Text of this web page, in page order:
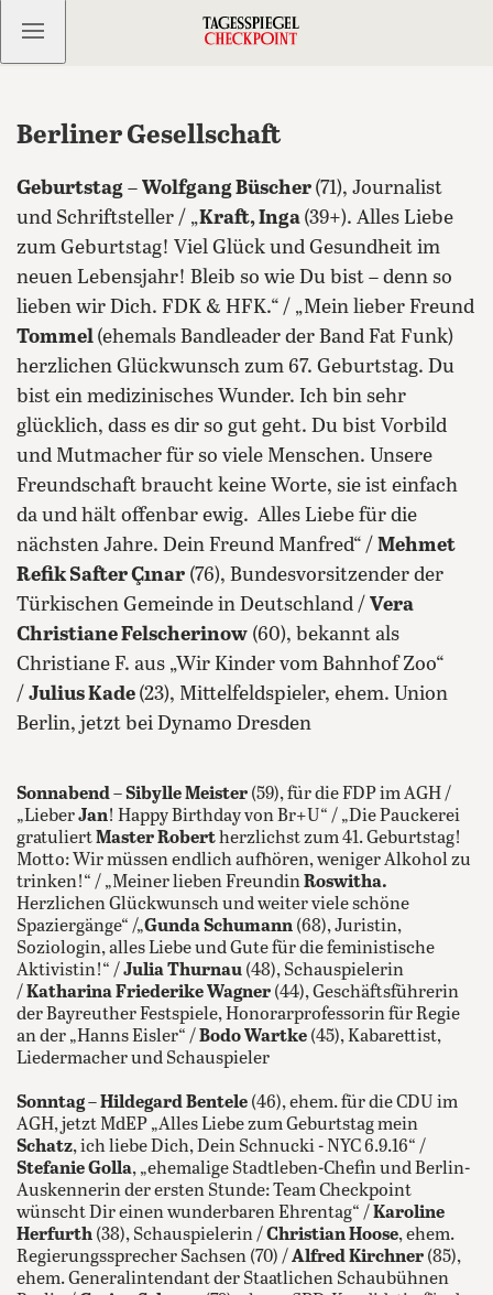
Kostenlos anmelden
Berliner Gesellschaft
Geburtstag – Wolfgang Büscher (71), Journalist
und Schriftsteller / „Kraft, Inga (39+). Alles Liebe
zum Geburtstag! Viel Glück und Gesundheit im
neuen Lebensjahr! Bleib so wie Du bist – denn so
lieben wir Dich. FDK & HFK.“ / „Mein lieber Freund
Tommel (ehemals Bandleader der Band Fat Funk)
herzlichen Glückwunsch zum 67. Geburtstag. Du
bist ein medizinisches Wunder. Ich bin sehr
glücklich, dass es dir so gut geht. Du bist Vorbild
und Mutmacher für so viele Menschen. Unsere
Freundschaft braucht keine Worte, sie ist einfach
da und hält offenbar ewig. Alles Liebe für die
nächsten Jahre. Dein Freund Manfred“ / Mehmet
Refik Safter Çınar (76), Bundesvorsitzender der
Türkischen Gemeinde in Deutschland / Vera
Christiane Felscherinow (60), bekannt als
Christiane F. aus „Wir Kinder vom Bahnhof Zoo“
/ Julius Kade (23), Mittelfeldspieler, ehem. Union
Berlin, jetzt bei Dynamo Dresden
Sonnabend–Sibylle Meister (59), für die FDP im AGH /
„LieberJan! Happy Birthday von Br+U“ / „Die Pauckerei
gratuliertMaster Robertherzlichst zum 41. Geburtstag!
Motto: Wir müssen endlich aufhören, weniger Alkohol zu
trinken!“ / „Meiner lieben FreundinRoswitha.
Herzlichen Glückwunsch und weiter viele schöne
Spaziergänge“ /„Gunda Schumann (68), Juristin,
Soziologin, alles Liebe und Gute für die feministische
Aktivistin!“ /Julia Thurnau (48), Schauspielerin
/Katharina Friederike Wagner (44), Geschäftsführerin
der Bayreuther Festspiele, Honorarprofessorin für Regie
an der „Hanns Eisler“ /Bodo Wartke (45), Kabarettist,
Liedermacher und Schauspieler
Sonntag–Hildegard Bentele (46), ehem. für die CDU im
AGH, jetzt MdEP „Alles Liebe zum Geburtstag mein
Schatz, ich liebe Dich, Dein Schnucki - NYC 6.9.16“ /
Stefanie Golla, „ehemalige Stadtleben-Chefin und Berlin-
Auskennerin der ersten Stunde: Team Checkpoint
wünscht Dir einen wunderbaren Ehrentag“ /Karoline
Herfurth (38), Schauspielerin /Christian Hoose, ehem.
Regierungssprecher Sachsen (70) /Alfred Kirchner (85),
ehem. Generalintendant der Staatlichen Schaubühnen